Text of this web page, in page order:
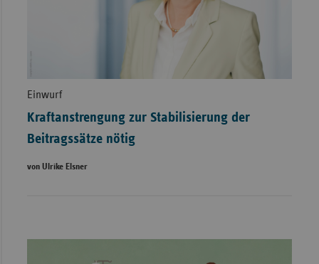
Einwurf
Kraftanstrengung zur Stabilisierung der
Beitragssätze nötig
von Ulrike Elsner